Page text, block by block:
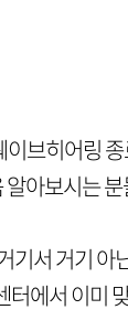
이브히어링
아보시는
기서 거기 아
터에서 이미